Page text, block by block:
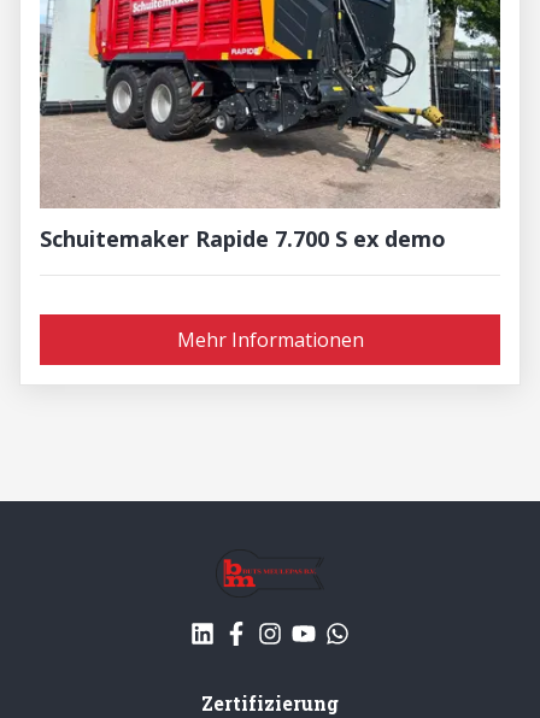
Schuitemaker Rapide 7.700 S ex demo
Mehr Informationen
Zertifizierung